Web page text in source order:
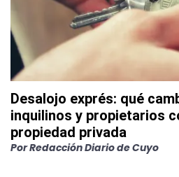
Desalojo exprés: qué
inquilinos y propietarios
propiedad privada
PorRedacción Diario de Cuyo